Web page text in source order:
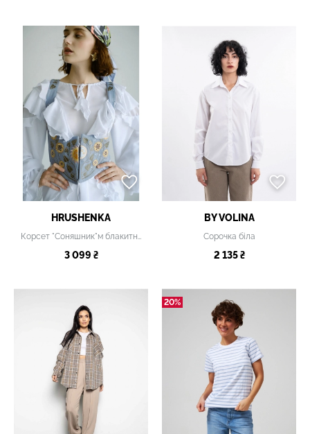
HRUSHENKA
Корсет "Соняшник"м блакитний
3 099 ₴
BY VOLINA
Сорочка біла
2 135 ₴
20%